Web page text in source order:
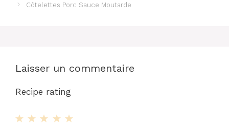
Côtelettes Porc Sauce Moutarde
Laisser un commentaire
Recipe rating